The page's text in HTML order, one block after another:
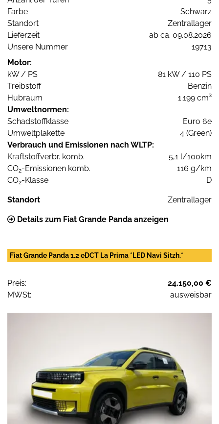
Farbe
Schwarz
Standort
Zentrallager
Lieferzeit
ab ca. 09.08.2026
Unsere Nummer
19713
Motor:
kW / PS
81 kW / 110 PS
Treibstoff
Benzin
Hubraum
1.199 cm³
Umweltnormen:
Schadstoffklasse
Euro 6e
Umweltplakette
4 (Green)
Verbrauch und Emissionen nach WLTP:
Kraftstoffverbr. komb.
5,1 l/100km
CO2-Emissionen komb.
116 g/km
CO2-Klasse D
Standort Zentrallager
Details zum Fiat Grande Panda anzeigen
Fiat Grande Panda 1.2 eDCT La Prima *LED Navi Sitzh.*
Preis:
24.150,00 €
MWSt:
ausweisbar